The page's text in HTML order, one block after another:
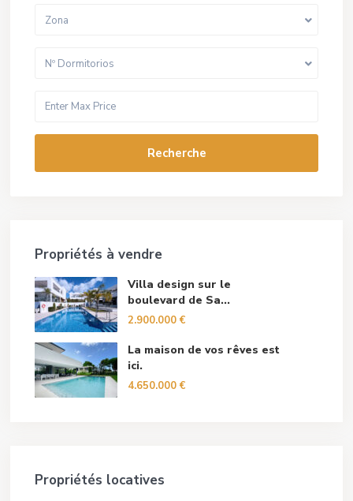
Zona
Nº Dormitorios
Recherche
Propriétés à vendre
Villa design sur le
boulevard de Sa...
2.900.000 €
La maison de vos rêves est
ici.
4.650.000 €
Propriétés locatives